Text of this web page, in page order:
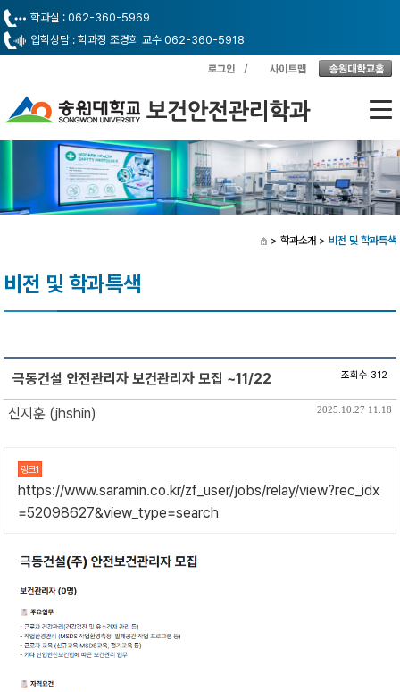
학과실 : 062-360-5969
입학상담 : 학과장 조경희 교수 062-360-5918
> 학과소개> 비전 및 학과특색
비전 및 학과특색
극동건설 안전관리자 보건관리자 모집 ~11/22 조회수 312
신지훈 (jhshin) 2025.10.27 11:18
링크1
https://www.saramin.co.kr/zf_user/jobs/relay/view?rec_idx
=52098627&view_type=search